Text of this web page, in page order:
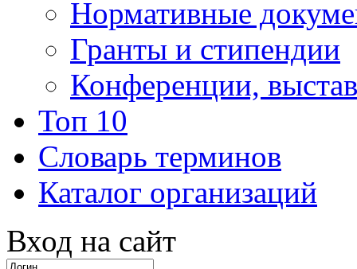
Нормативные
Гранты и стипендии
Конференции,
Топ 10
Словарь терминов
Каталог организаций
Вход на сайт